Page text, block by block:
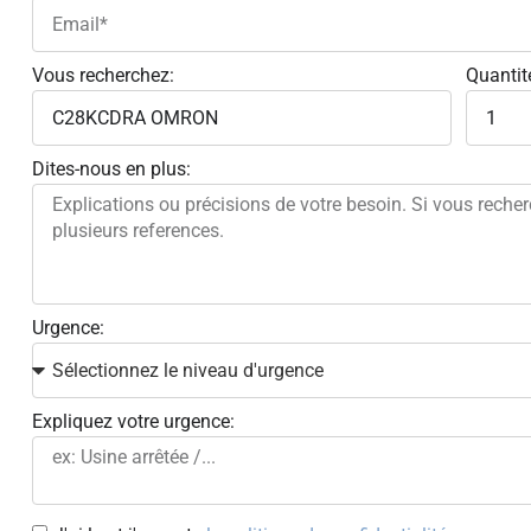
Vous recherchez:
Dites-nous en plus:
Urgence:
Expliquez votre urgence: